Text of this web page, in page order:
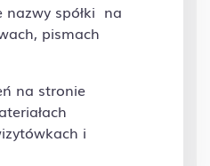
spółki na
pismach
na stronie
i